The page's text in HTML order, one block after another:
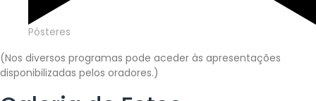
Pósteres
(Nos diversos programas pode aceder às apresentações
disponibilizadas pelos oradores.)